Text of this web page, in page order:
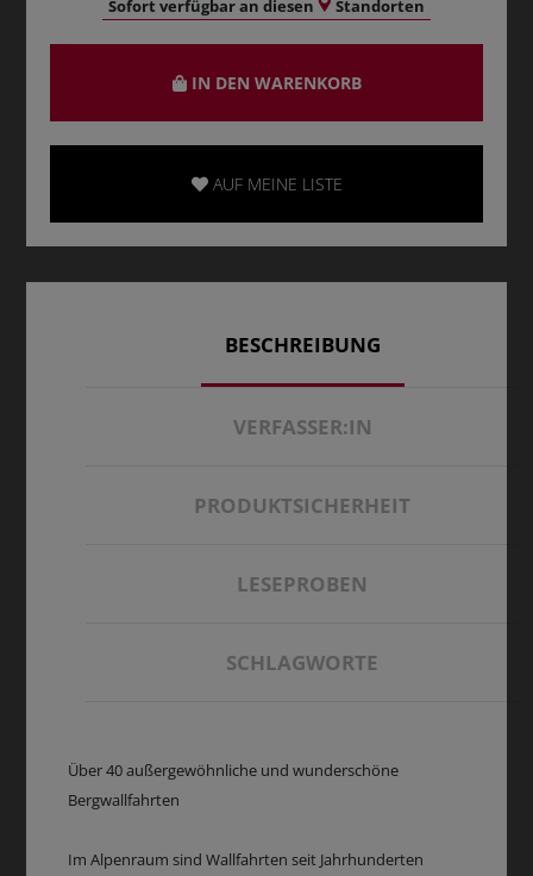
Sofort verfügbar an diesen Standorten
IN DEN WARENKORB
AUF MEINE LISTE
BESCHREIBUNG
VERFASSER:IN
PRODUKTSICHERHEIT
LESEPROBEN
SCHLAGWORTE
Über 40 außergewöhnliche und wunderschöne
Bergwallfahrten
Im Alpenraum sind Wallfahrten seit Jahrhunderten